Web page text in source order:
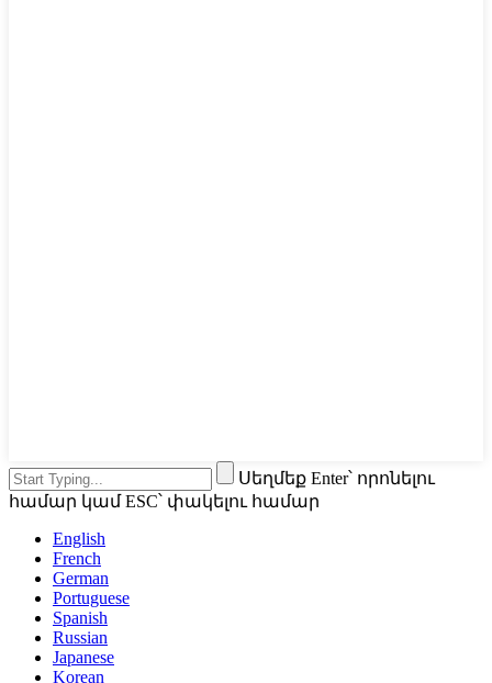
Սեղմեք Enter՝ որոնելու
համար կամ ESC՝ փակելու համար
English
French
German
Portuguese
Spanish
Russian
Japanese
Korean